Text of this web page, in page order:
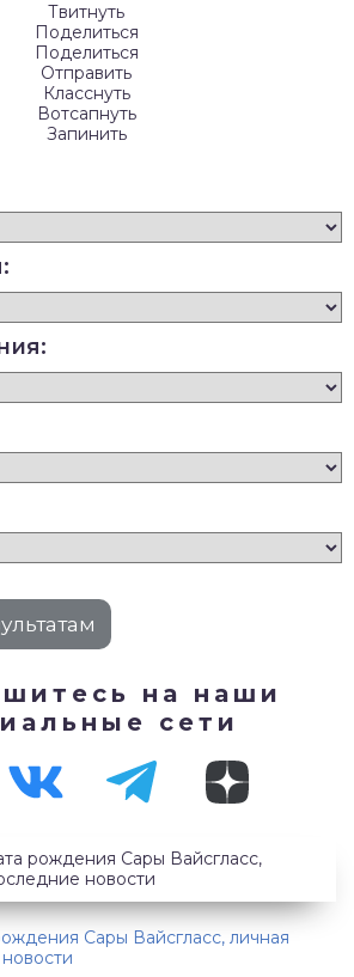
Твитнуть
Поделиться
Поделиться
Отправить
Класснуть
Вотсапнуть
Запинить
на наши
сети
Сары Вайсгласс, личная